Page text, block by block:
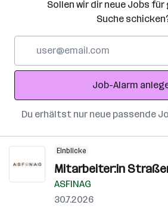
Sollen wir dir neue Jobs für
Suche
Adresse
Job-Alarm
Du erhältst nur neue passende
Einblicke
Mitarbeiter:in
ASFINAG
30.7.2026